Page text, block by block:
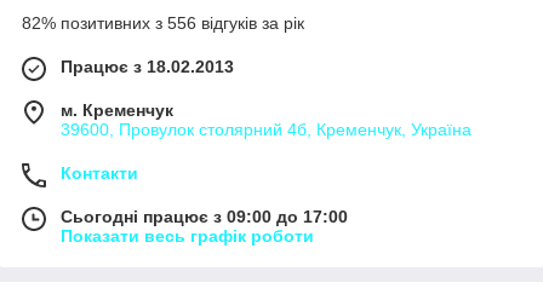
82% позитивних з 556 відгуків за рік
Працює з 18.02.2013
м. Кременчук
39600, Провулок столярний 4б, Кременчук, Україна
Контакти
Сьогодні працює з 09:00 до 17:00
Показати весь графік роботи